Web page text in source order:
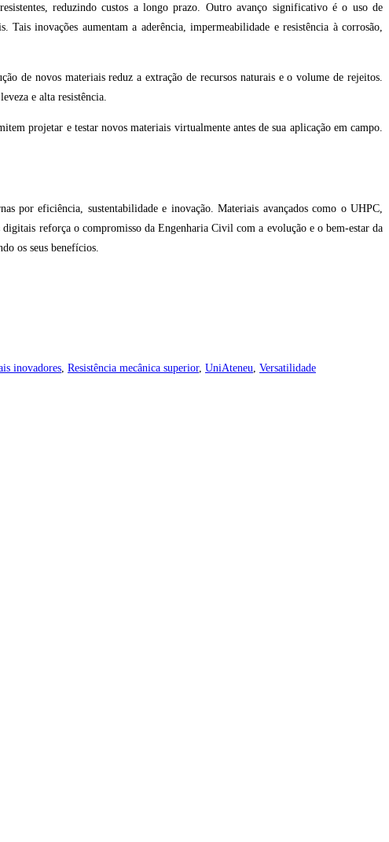
reduzindo custos a longo prazo. Outro avanço significativo é o uso de
inovações aumentam a aderência, impermeabilidade e resistência à corrosão,
de novos materiais reduz a extração de recursos naturais e o volume de rejeitos.
e alta resistência.
projetar e testar novos materiais virtualmente antes de sua aplicação em campo.
por eficiência, sustentabilidade e inovação. Materiais avançados como o UHPC,
reforça o compromisso da Engenharia Civil com a evolução e o bem-estar da
os seus benefícios.
inovadores, Resistência mecânica superior, UniAteneu, Versatilidade